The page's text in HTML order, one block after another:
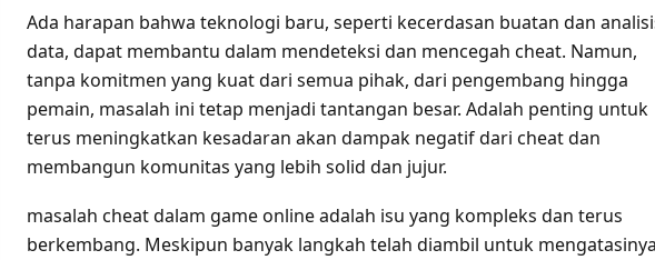
Ada harapan bahwa teknologi baru, seperti kecerdasan buatan dan
data, dapat membantu dalam mendeteksi dan mencegah cheat. Namun,
tanpa komitmen yang kuat dari semua pihak, dari pengembang hingga
pemain, masalah ini tetap menjadi tantangan besar. Adalah penting untuk
terus meningkatkan kesadaran akan dampak negatif dari cheat dan
membangun komunitas yang lebih solid dan jujur.
masalah cheat dalam game online adalah isu yang kompleks dan terus
berkembang. Meskipun banyak langkah telah diambil untuk